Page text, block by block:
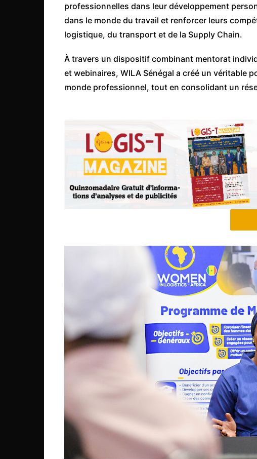
Ile Maurice
Kenya
Liberia
Mali
Mauritanie
Mozambique
Namibie
Nigeria
Tchad
Togo
Tunisie
République Démocratique du
São Tomé et Príncipe
Seychelles
Sierra Leone
Soudan
professionnelles dans leur développement
dans le monde du travail et renforcer leurs
logistique, du transport et de la Supply Chain.
À travers un dispositif combinant mentorat
et webinaires, WILA Sénégal a créé un véritable
monde professionnel, tout en consolidant un